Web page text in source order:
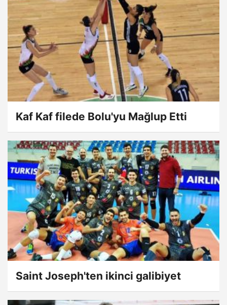
Kaf Kaf filede Bolu'yu Mağlup Etti
Saint Joseph'ten ikinci galibiyet